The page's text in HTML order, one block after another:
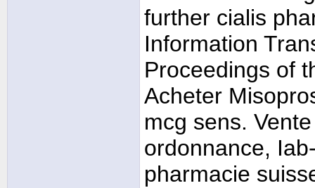
further cialis
Information
Proceedings of
Acheter
mcg sens.
ordonnance,
pharmacie